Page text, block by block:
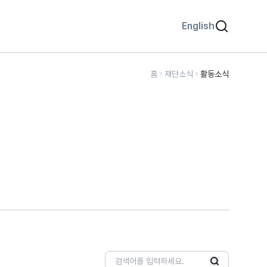
English
홈 재단소식 활동소식